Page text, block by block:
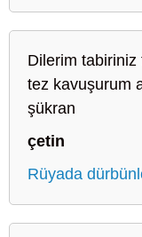
Dilerim tabiriniz
tez kavuşurum
şükran
çetin
Rüyada